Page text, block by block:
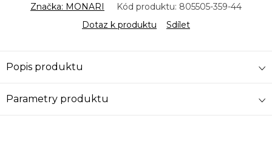
Značka: MONARI Kód produktu: 805505-359-44
Dotaz k produktu
Sdílet
Popis produktu
Parametry produktu